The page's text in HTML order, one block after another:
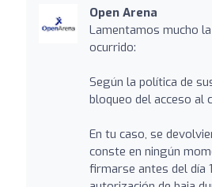
Open Arena
Lamentamos mucho
ocurrido:
Según la política de
bloqueo del acceso al
En tu caso, se
conste en ningún
firmarse antes del día